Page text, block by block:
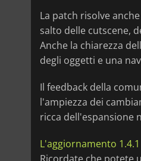
La patch risolve
salto delle cutscene,
Anche la chiarezza
degli oggetti e una
Il feedback della
l'ampiezza dei
ricca dell'espansione
L'aggiornamento 1.4.1